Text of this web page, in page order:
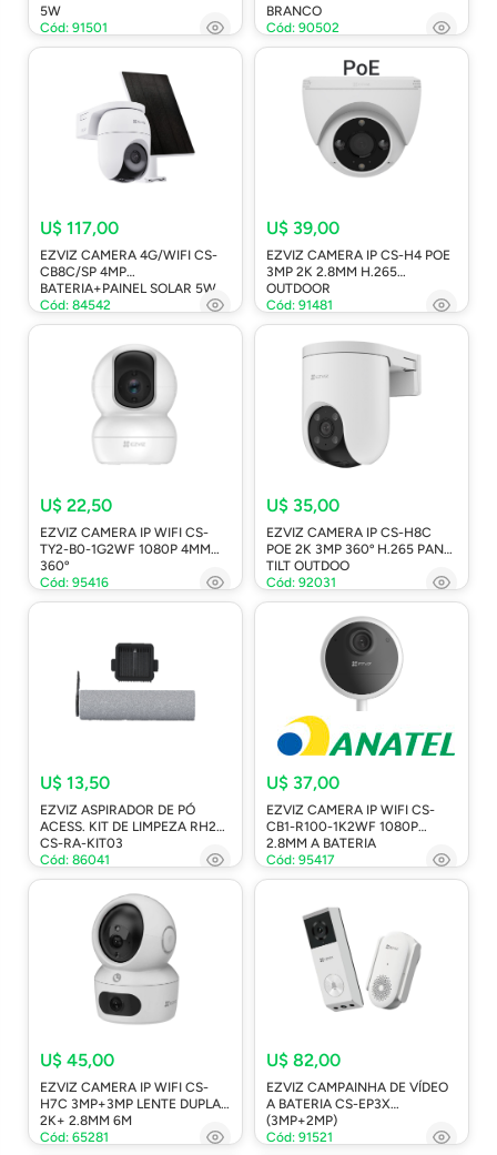
5W
Cód: 91501
BRANCO
Cód: 90502
U$ 117,00
EZVIZ CAMERA 4G/WIFI CS-
CB8C/SP 4MP
BATERIA+PAINEL SOLAR 5W
Cód: 84542
U$ 39,00
EZVIZ CAMERA IP CS-H4 POE
3MP 2K 2.8MM H.265
OUTDOOR
Cód: 91481
U$ 22,50
EZVIZ CAMERA IP WIFI CS-
TY2-B0-1G2WF 1080P 4MM
360º
Cód: 95416
U$ 35,00
EZVIZ CAMERA IP CS-H8C
POE 2K 3MP 360º H.265 PAN-
TILT OUTDOO
Cód: 92031
U$ 13,50
EZVIZ ASPIRADOR DE PÓ
ACESS. KIT DE LIMPEZA RH2
CS-RA-KIT03
Cód: 86041
U$ 37,00
EZVIZ CAMERA IP WIFI CS-
CB1-R100-1K2WF 1080P
2.8MM A BATERIA
Cód: 95417
U$ 45,00
EZVIZ CAMERA IP WIFI CS-
H7C 3MP+3MP LENTE DUPLA
2K+ 2.8MM 6M
Cód: 65281
U$ 82,00
EZVIZ CAMPAINHA DE VÍDEO
A BATERIA CS-EP3X
(3MP+2MP)
Cód: 91521